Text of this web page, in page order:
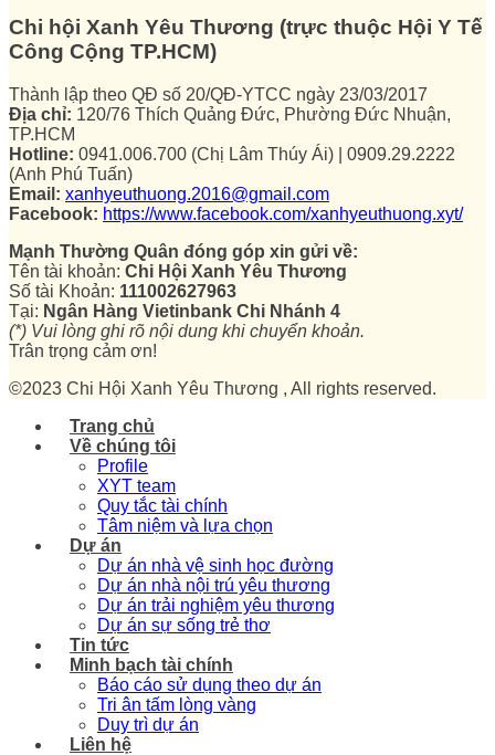
Chi hội Xanh Yêu Thương (trực thuộc Hội Y Tế
Công Cộng TP.HCM)
Thành lập theo QĐ số 20/QĐ-YTCC ngày 23/03/2017
Địa chỉ: 120/76 Thích Quảng Đức, Phường Đức Nhuận,
TP.HCM
Hotline: 0941.006.700 (Chị Lâm Thúy Ái) | 0909.29.2222
(Anh Phú Tuấn)
Email: xanhyeuthuong.2016@gmail.com
Facebook: https://www.facebook.com/xanhyeuthuong.xyt/
Mạnh Thường Quân đóng góp xin gửi về:
Tên tài khoản: Chi Hội Xanh Yêu Thương
Số tài Khoản: 111002627963
Tại: Ngân Hàng Vietinbank Chi Nhánh 4
(*) Vui lòng ghi rõ nội dung khi chuyển khoản.
Trân trọng cảm ơn!
©2023 Chi Hội Xanh Yêu Thương , All rights reserved.
Trang chủ
Về chúng tôi
Profile
XYT team
Quy tắc tài chính
Tâm niệm và lựa chọn
Dự án
Dự án nhà vệ sinh học đường
Dự án nhà nội trú yêu thương
Dự án trải nghiệm yêu thương
Dự án sự sống trẻ thơ
Tin tức
Minh bạch tài chính
Báo cáo sử dụng theo dự án
Tri ân tấm lòng vàng
Duy trì dự án
Liên hệ